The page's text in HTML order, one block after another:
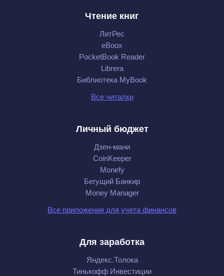
Чтение книг
ЛитРес
eBoox
PocketBook Reader
Librera
Библиотека MyBook
Все читалки
Личный бюджет
Дзен-мани
CoinKeeper
Monefy
Бегущий Банкир
Money Manager
Все приложения для учета финансов
Для заработка
Яндекс.Толока
Тинькофф Инвестиции